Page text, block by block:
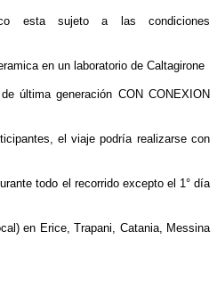
esta sujeto a las condiciones
en un laboratorio de Caltagirone
última generación CON CONEXION
el viaje podría realizarse con
todo el recorrido excepto el 1° día
en Erice, Trapani, Catania, Messina